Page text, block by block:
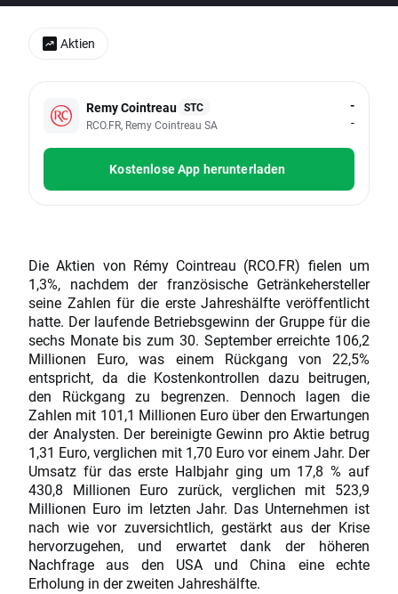
Remy Cointreau STC
RCO.FR, Remy Cointreau SA
-
-
Kostenlose App herunterladen
Die Aktien von Rémy Cointreau (RCO.FR) fielen um
1,3%, nachdem der französische Getränkehersteller
seine Zahlen für die erste Jahreshälfte veröffentlicht
hatte. Der laufende Betriebsgewinn der Gruppe für die
sechs Monate bis zum 30. September erreichte 106,2
Millionen Euro, was einem Rückgang von 22,5%
entspricht, da die Kostenkontrollen dazu beitrugen,
den Rückgang zu begrenzen. Dennoch lagen die
Zahlen mit 101,1 Millionen Euro über den Erwartungen
der Analysten. Der bereinigte Gewinn pro Aktie betrug
1,31 Euro, verglichen mit 1,70 Euro vor einem Jahr. Der
Umsatz für das erste Halbjahr ging um 17,8 % auf
430,8 Millionen Euro zurück, verglichen mit 523,9
Millionen Euro im letzten Jahr. Das Unternehmen ist
nach wie vor zuversichtlich, gestärkt aus der Krise
hervorzugehen, und erwartet dank der höheren
Nachfrage aus den USA und China eine echte
Erholung in der zweiten Jahreshälfte.
Aktien